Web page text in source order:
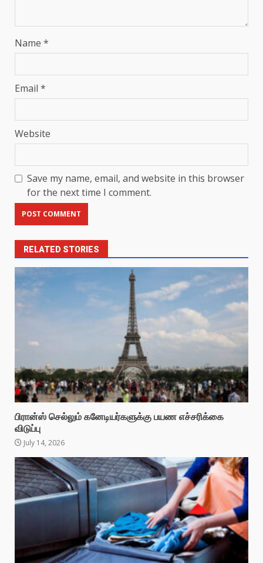
Name *
Email *
Website
Save my name, email, and website in this browser
for the next time I comment.
RELATED STORIES
பிரான்ஸ் செல்லும் கனேடியர்களுக்கு பயண எச்சரிக்கை
விடுப்பு
July 14, 2026